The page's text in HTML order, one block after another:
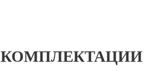
КОМПЛЕКТАЦИИ